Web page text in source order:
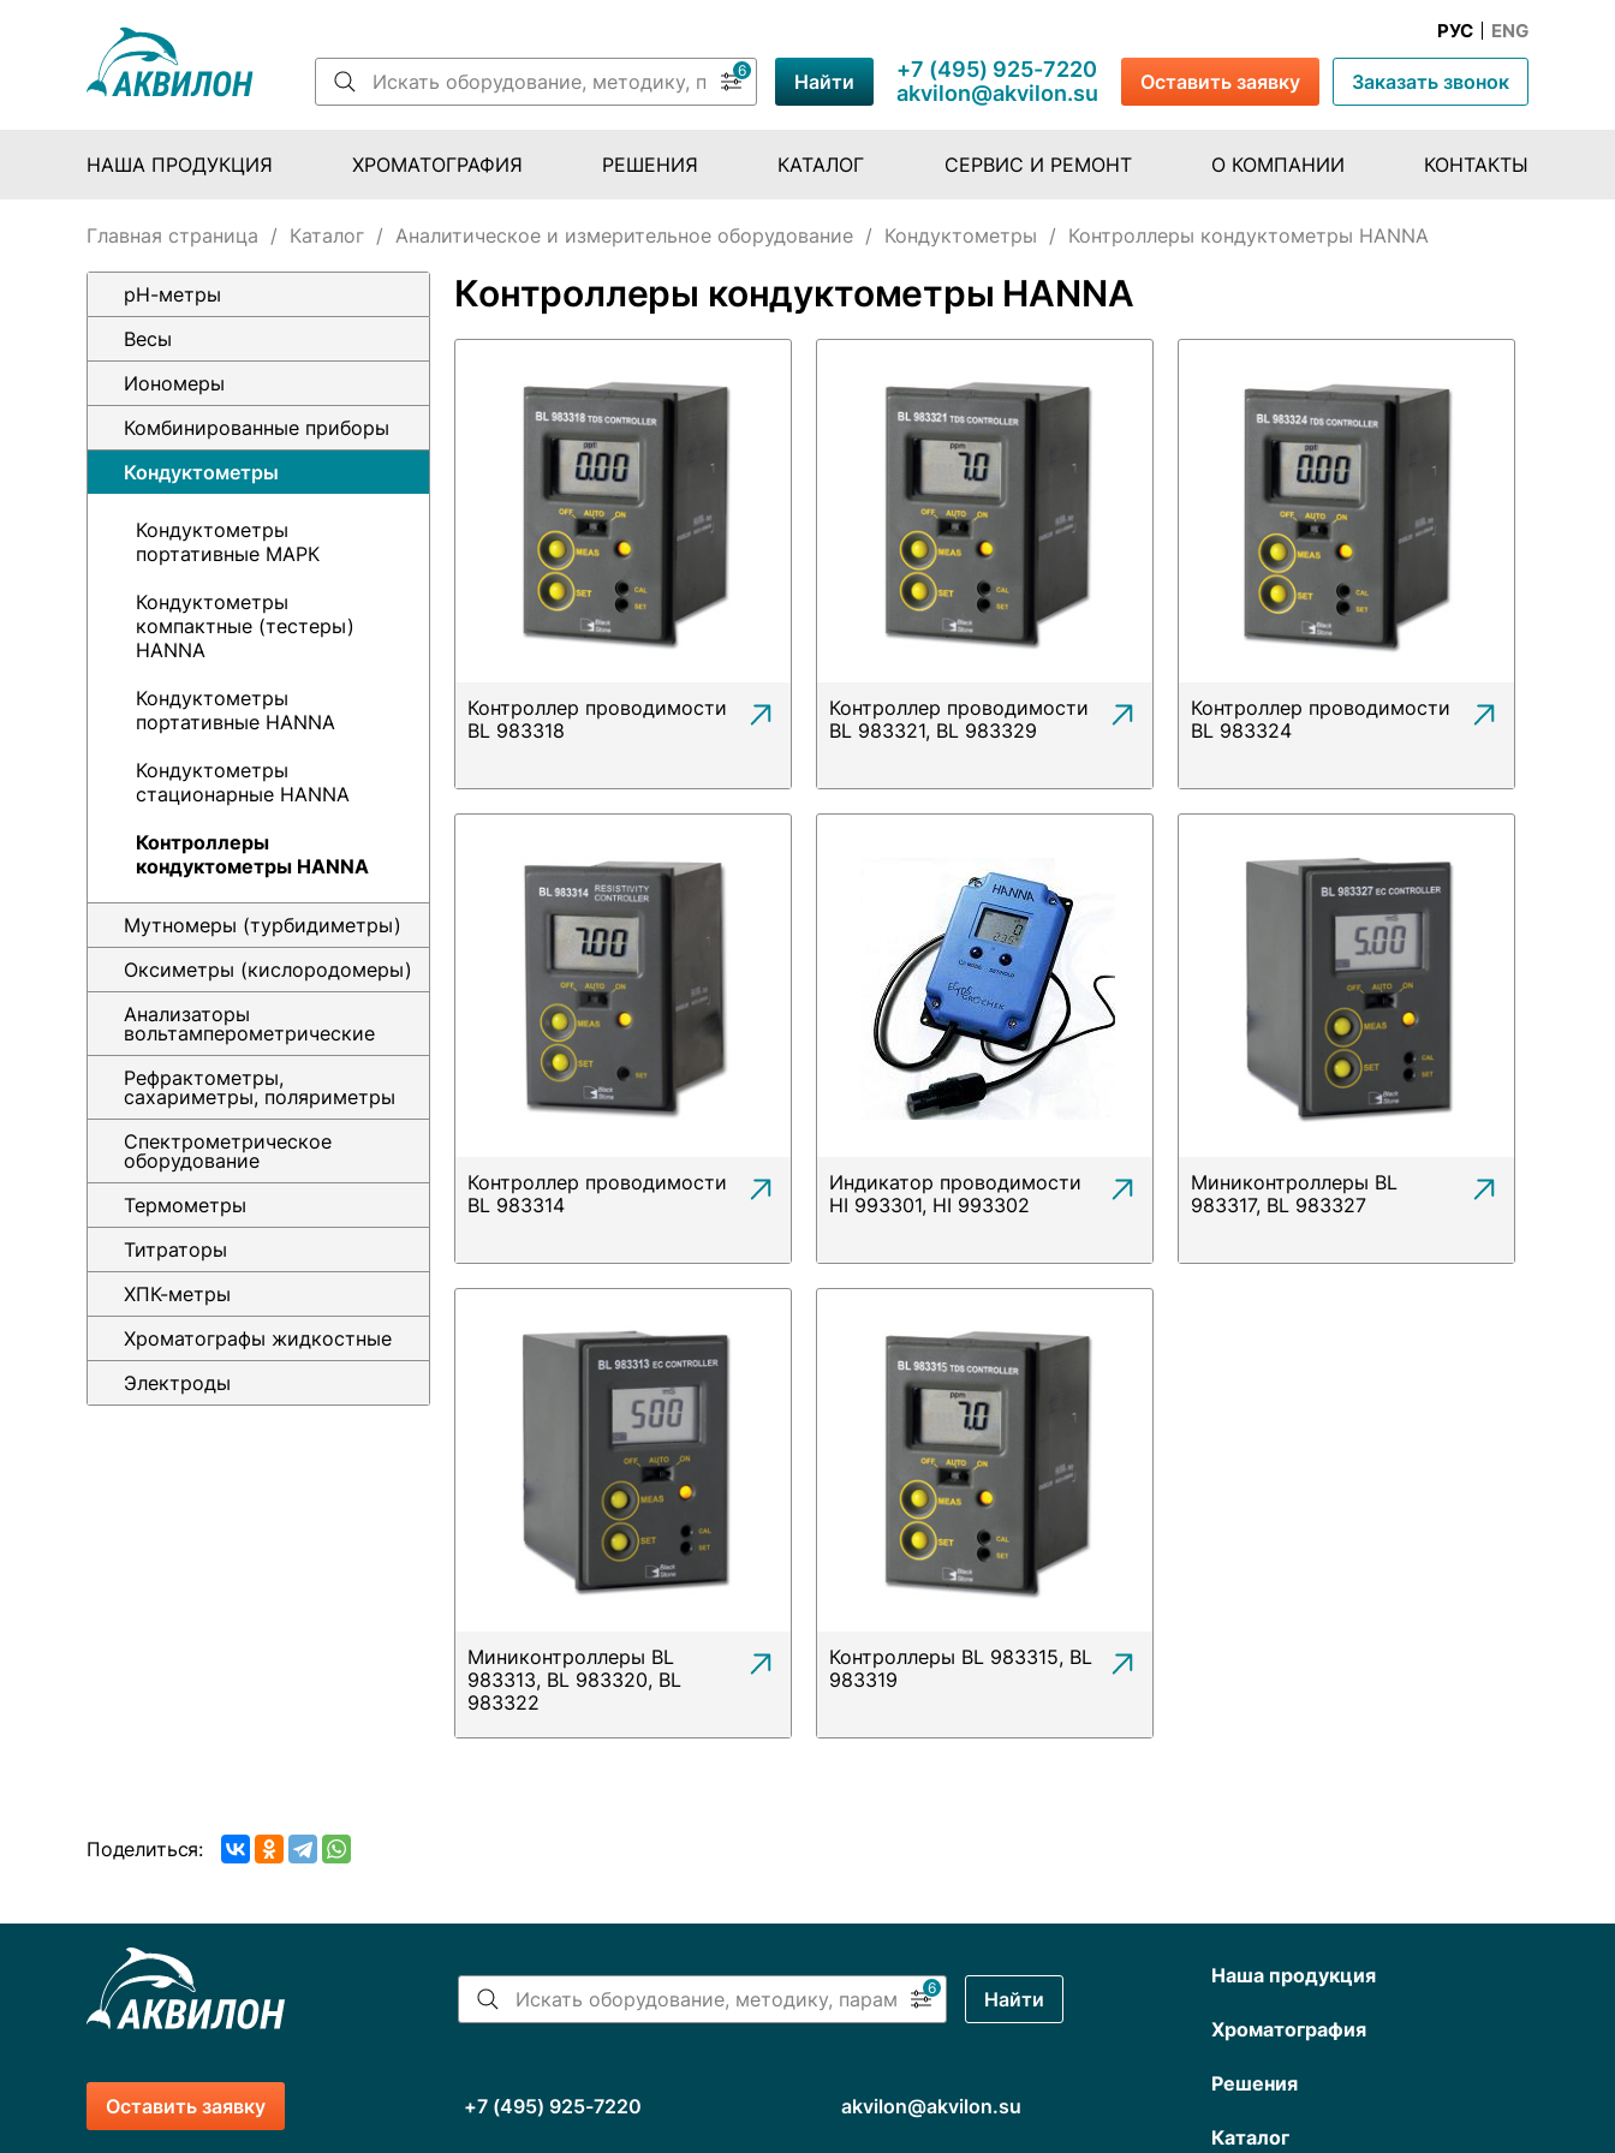
РУС ENG
6 Найти
+7 (495) 925-7220
akvilon@akvilon.su
Оставить заявку Заказать звонок
НАША ПРОДУКЦИЯ ХРОМАТОГРАФИЯ РЕШЕНИЯ КАТАЛОГ СЕРВИС И РЕМОНТ О КОМПАНИИ КОНТАКТЫ
Главная страница / Каталог / Аналитическое и измерительное оборудование / Кондуктометры / Контроллеры кондуктометры HANNA
Контроллеры кондуктометры HANNA
Контроллер проводимости
BL 983318
Контроллер проводимости
BL 983321, BL 983329
Контроллер проводимости
BL 983324
Контроллер проводимости
BL 983314
Индикатор проводимости
HI 993301, HI 993302
Миниконтроллеры BL
983317, BL 983327
Миниконтроллеры BL
983313, BL 983320, BL
983322
Контроллеры BL 983315, BL
983319
pH-метры
Весы
Иономеры
Комбинированные приборы
Кондуктометры
Кондуктометры
портативные МАРК
Кондуктометры
компактные (тестеры)
HANNA
Кондуктометры
портативные HANNA
Кондуктометры
стационарные HANNA
Контроллеры
кондуктометры HANNA
Мутномеры (турбидиметры)
Оксиметры (кислородомеры)
Анализаторы
вольтамперометрические
Рефрактометры,
сахариметры, поляриметры
Спектрометрическое
оборудование
Термометры
Титраторы
ХПК-метры
Хроматографы жидкостные
Электроды
Поделиться:
6 Найти
Оставить заявку +7 (495) 925-7220 akvilon@akvilon.su
Наша продукция
Хроматография
Решения
Каталог